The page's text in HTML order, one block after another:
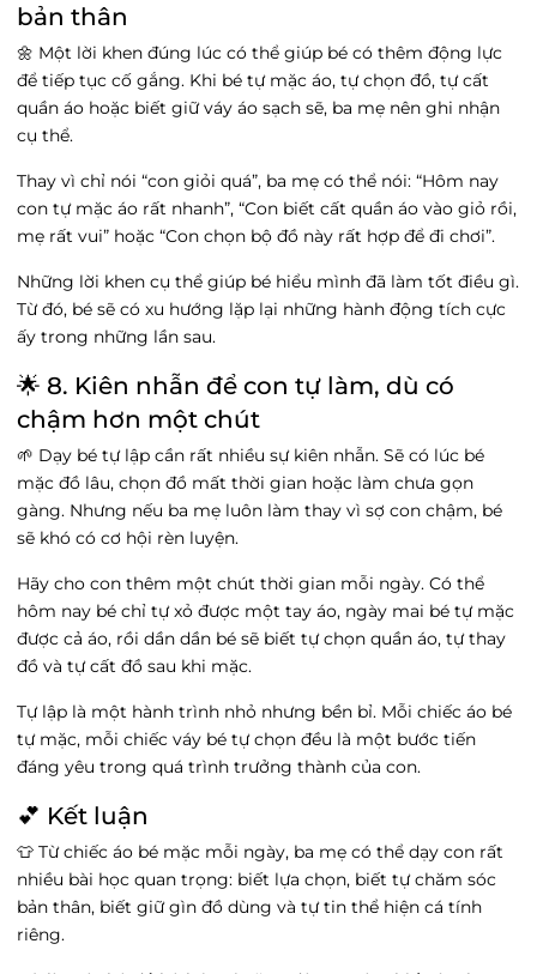
bản thân
🌼 Một lời khen đúng lúc có thể giúp bé có thêm động lực
để tiếp tục cố gắng. Khi bé tự mặc áo, tự chọn đồ, tự cất
quần áo hoặc biết giữ váy áo sạch sẽ, ba mẹ nên ghi nhận
cụ thể.
Thay vì chỉ nói “con giỏi quá”, ba mẹ có thể nói: “Hôm nay
con tự mặc áo rất nhanh”, “Con biết cất quần áo vào giỏ rồi,
mẹ rất vui” hoặc “Con chọn bộ đồ này rất hợp để đi chơi”.
Những lời khen cụ thể giúp bé hiểu mình đã làm tốt điều gì.
Từ đó, bé sẽ có xu hướng lặp lại những hành động tích cực
ấy trong những lần sau.
🌟 8. Kiên nhẫn để con tự làm, dù có
chậm hơn một chút
🌱 Dạy bé tự lập cần rất nhiều sự kiên nhẫn. Sẽ có lúc bé
mặc đồ lâu, chọn đồ mất thời gian hoặc làm chưa gọn
gàng. Nhưng nếu ba mẹ luôn làm thay vì sợ con chậm, bé
sẽ khó có cơ hội rèn luyện.
Hãy cho con thêm một chút thời gian mỗi ngày. Có thể
hôm nay bé chỉ tự xỏ được một tay áo, ngày mai bé tự mặc
được cả áo, rồi dần dần bé sẽ biết tự chọn quần áo, tự thay
đồ và tự cất đồ sau khi mặc.
Tự lập là một hành trình nhỏ nhưng bền bỉ. Mỗi chiếc áo bé
tự mặc, mỗi chiếc váy bé tự chọn đều là một bước tiến
đáng yêu trong quá trình trưởng thành của con.
💕 Kết luận
👕 Từ chiếc áo bé mặc mỗi ngày, ba mẹ có thể dạy con rất
nhiều bài học quan trọng: biết lựa chọn, biết tự chăm sóc
bản thân, biết giữ gìn đồ dùng và tự tin thể hiện cá tính
riêng.